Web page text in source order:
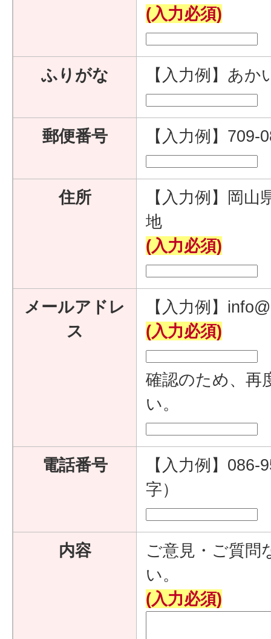
(入力必須)
ふりがな 【入力例】あ
郵便番号 【入力例】
住所
【入力例】岡
地
(入力必須)
メールアドレ
ス
【入力例】
(入力必須)
確認のため、再
い。
電話番号
【入力例】
字）
内容
ご意見・ご質問
い。
(入力必須)